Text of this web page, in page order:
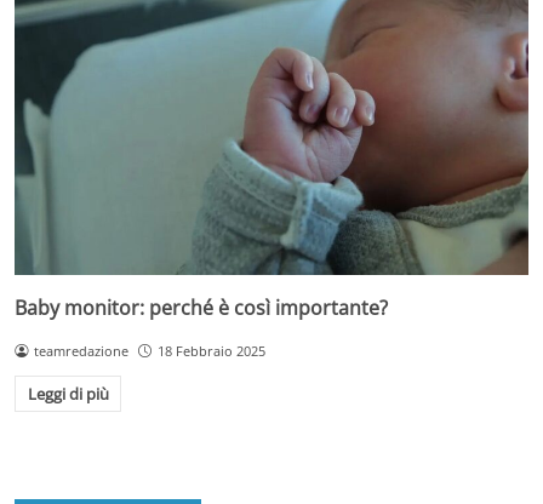
Baby monitor: perché è così importante?
teamredazione 18 Febbraio 2025
Leggi di più